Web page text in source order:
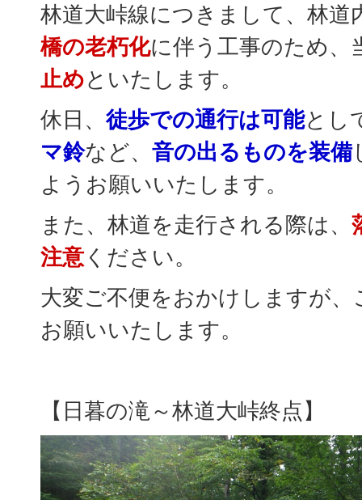
林道大峠線につきまして、林道
橋の老朽化に伴う工事のため、
止めといたします。
休日、徒歩での通行は可能とし
マ鈴など、 音の出るものを装備
ようお願いいたします。
また、林道を走行される際は、
注意 ください。
大変ご不便をおかけしますが、
お願いいたします。
【日暮の滝～林道大峠終点】